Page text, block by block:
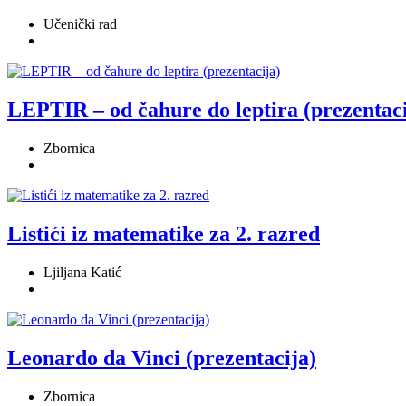
Učenički rad
LEPTIR – od čahure do leptira
Zbornica
Listići iz matematike za 2. razred
Ljiljana Katić
Leonardo da Vinci (prezentacija)
Zbornica